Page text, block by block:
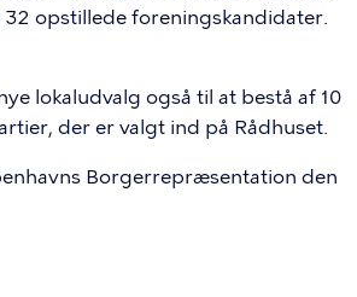
opstillede foreningskandidater.
lokaludvalg også til at bestå af 10
der er valgt ind på Rådhuset.
Borgerrepræsentation den